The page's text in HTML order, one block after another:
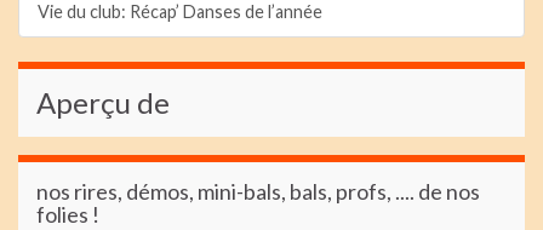
Vie du club: Récap’ Danses de l’année
Aperçu de
nos rires, démos, mini-bals, bals, profs, .... de nos
folies !